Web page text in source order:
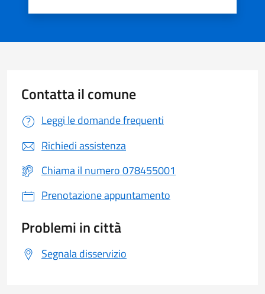
Contatta il comune
Leggi le domande frequenti
Richiedi assistenza
Chiama il numero 078455001
Prenotazione appuntamento
Problemi in città
Segnala disservizio